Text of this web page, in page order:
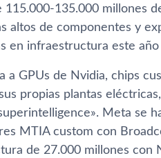
115.000-135.000 millones
altos de componentes y
en infraestructura este
a GPUs de Nvidia, chips
propias plantas
Meta se
MTIA custom con
de 27.000 millones con